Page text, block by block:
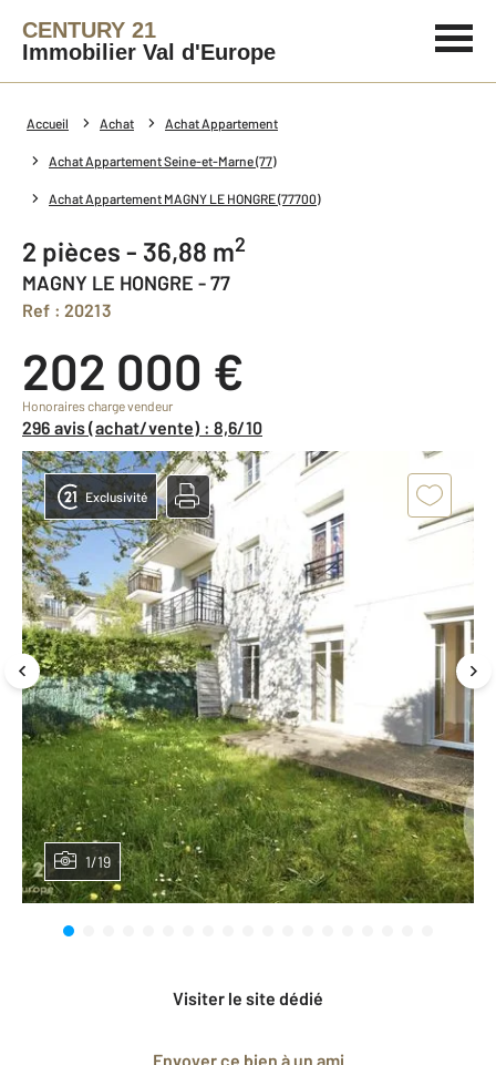
CENTURY 21
Immobilier Val d'Europe
Accueil Achat Achat Appartement
Achat Appartement Seine-et-Marne (77)
Achat Appartement MAGNY LE HONGRE (77700)
2 pièces - 36,88 m2
MAGNY LE HONGRE - 77
Ref : 20213
202 000 €
Honoraires charge vendeur
296 avis (achat/vente) : 8,6/10
1/19
Exclusivité
Visiter le site dédié
Envoyer ce bien à un ami